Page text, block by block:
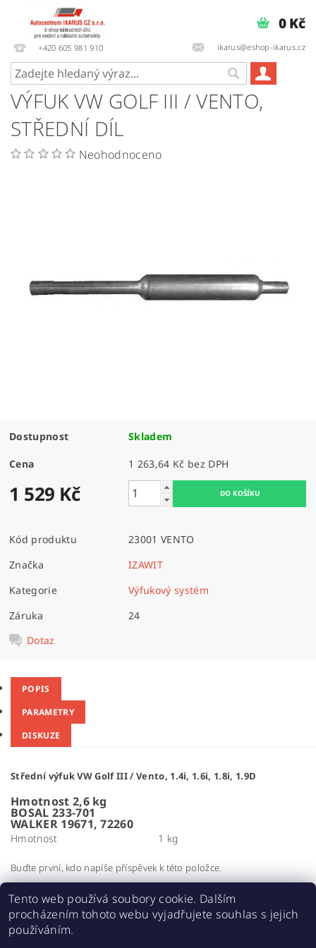
+420 605 981 910 ikarus@eshop-ikarus.cz
0 Kč
VÝFUK VW GOLF III / VENTO,
STŘEDNÍ DÍL
Neohodnoceno
Dostupnost Skladem
Cena 1 263,64 Kč bez DPH
1 529 Kč
Kód produktu
23001 VENTO
Značka
IZAWIT
Kategorie
Výfukový systém
Záruka
24
Dotaz
POPIS
PARAMETRY
DISKUZE
Střední výfuk VW Golf III / Vento, 1.4i, 1.6i, 1.8i, 1.9D
Hmotnost 2,6 kg
BOSAL 233-701
WALKER 19671, 72260
Hmotnost 1 kg
Buďte první, kdo napíše příspěvek k této položce.
Přidat komentář
Tento web používá soubory cookie. Dalším
procházením tohoto webu vyjadřujete souhlas s jejich
používáním.